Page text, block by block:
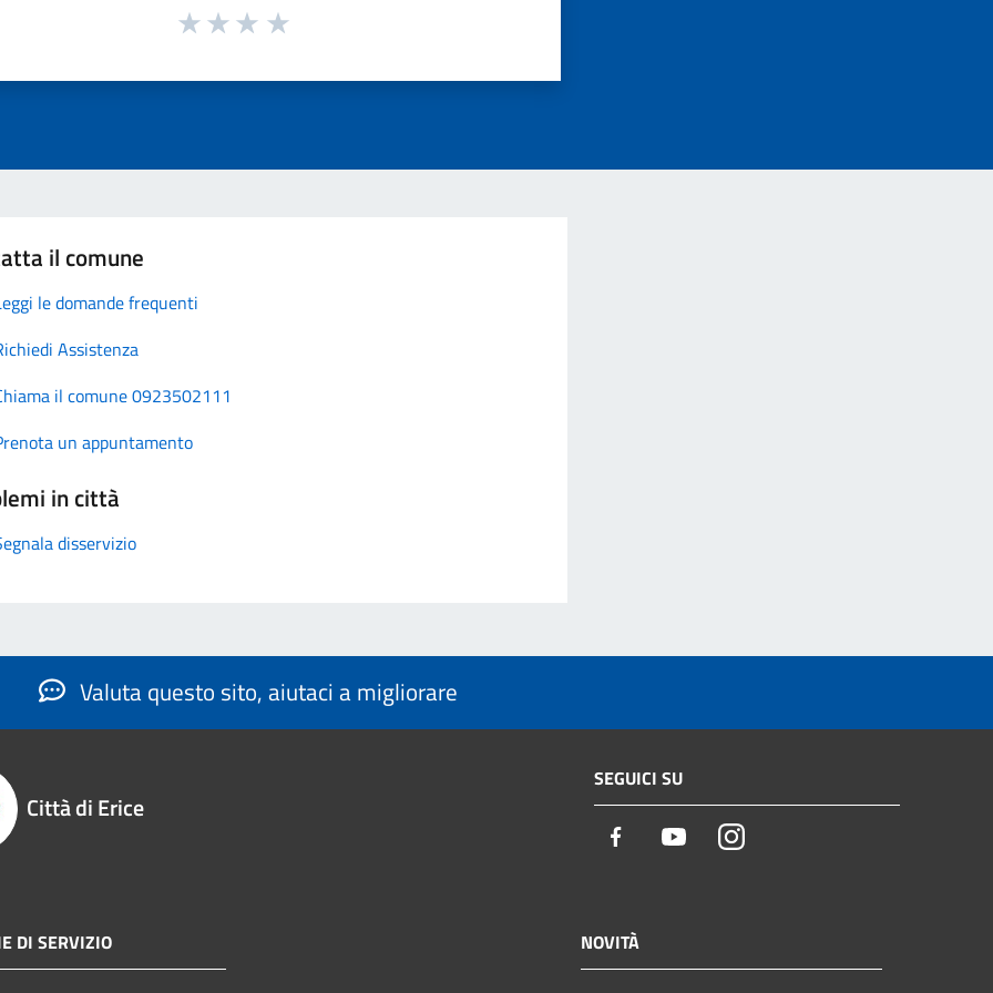
il comune
le domande frequenti
Assistenza
il comune 0923502111
un appuntamento
in città
disservizio
Valuta questo sito, aiutaci a migliorare
Città di Erice
SEGUICI SU
Facebook YoutubeInstagram
DI SERVIZIO NOVITÀ